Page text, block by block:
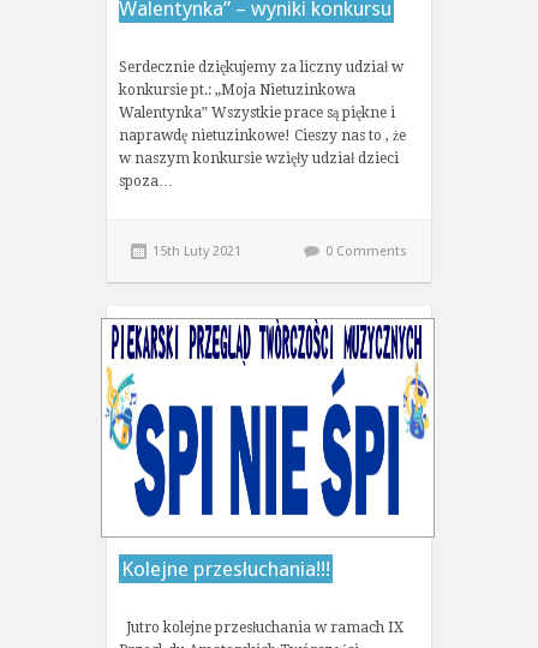
Walentynka” – wyniki konkursu
Serdecznie dziękujemy za liczny udział w
konkursie pt.: „Moja Nietuzinkowa
Walentynka” Wszystkie prace są piękne i
naprawdę nietuzinkowe! Cieszy nas to , że
w naszym konkursie wzięły udział dzieci
spoza…
15th Luty 2021 0 Comments
Kolejne przesłuchania!!!
Jutro kolejne przesłuchania w ramach IX